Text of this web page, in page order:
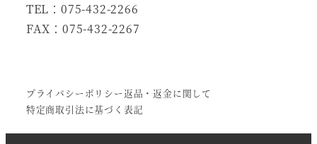
TEL：075-432-2266
FAX：075-432-2267
プライバシーポリシー返品・返金に関して
特定商取引法に基づく表記